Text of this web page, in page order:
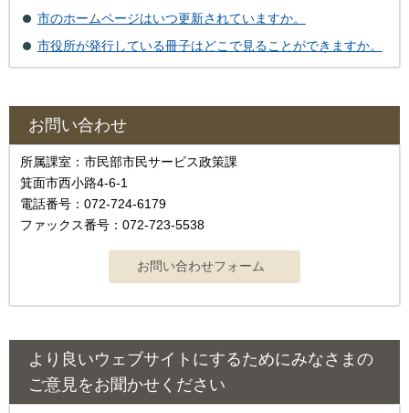
市のホームページはいつ更新されていますか。
市役所が発行している冊子はどこで見ることができますか。
お問い合わせ
所属課室：市民部市民サービス政策課
箕面市西小路4‐6‐1
電話番号：072-724-6179
ファックス番号：072-723-5538
より良いウェブサイトにするためにみなさまの
ご意見をお聞かせください